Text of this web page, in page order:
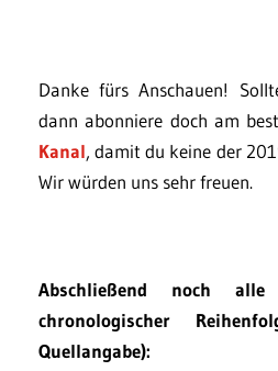
Danke fürs Anschauen!
dann abonniere doch am
Kanal, damit du keine der
Wir würden uns sehr freuen.
Abschließend noch alle
chronologischer
Quellangabe):